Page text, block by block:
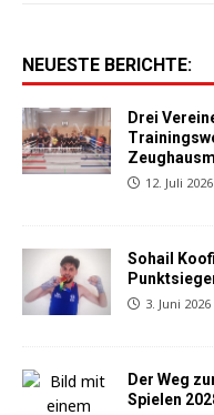
NEUESTE BERICHTE:
Drei
12. Juli 2026
Sohail
3. Juni 2026
Der Weg
Spielen